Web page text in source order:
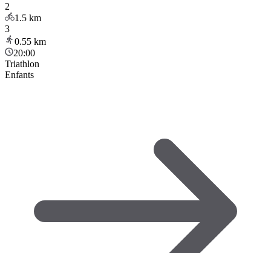
2
1.5 km
3
0.55 km
20:00
Triathlon
Enfants